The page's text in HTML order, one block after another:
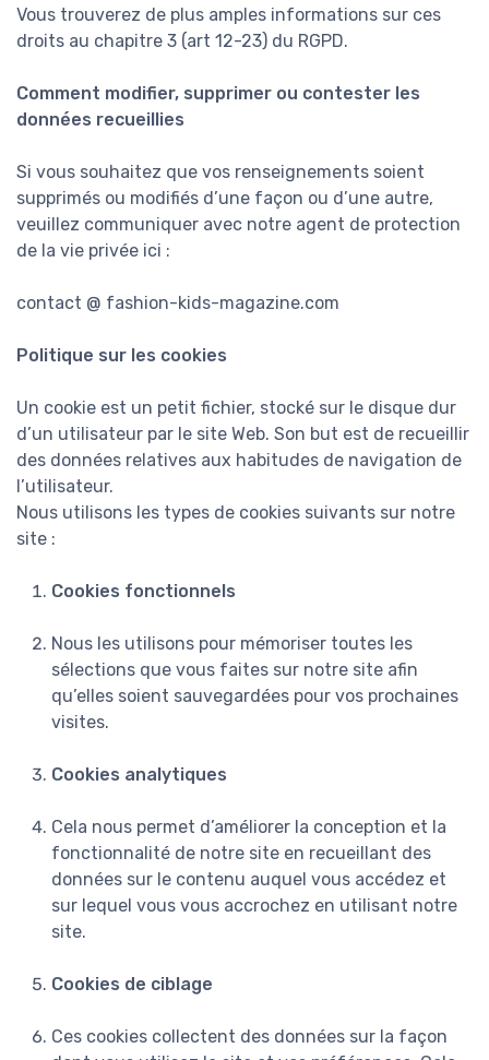
Vous trouverez de plus amples informations sur ces
droits au chapitre 3 (art 12-23) du RGPD.
Comment modifier, supprimer ou contester les
données recueillies
Si vous souhaitez que vos renseignements soient
supprimés ou modifiés d’une façon ou d’une autre,
veuillez communiquer avec notre agent de protection
de la vie privée ici :
contact @ fashion-kids-magazine.com
Politique sur les cookies
Un cookie est un petit fichier, stocké sur le disque dur
d’un utilisateur par le site Web. Son but est de recueillir
des données relatives aux habitudes de navigation de
l’utilisateur.
Nous utilisons les types de cookies suivants sur notre
site :
Cookies fonctionnels
Nous les utilisons pour mémoriser toutes les
sélections que vous faites sur notre site afin
qu’elles soient sauvegardées pour vos prochaines
visites.
Cookies analytiques
Cela nous permet d’améliorer la conception et la
fonctionnalité de notre site en recueillant des
données sur le contenu auquel vous accédez et
sur lequel vous vous accrochez en utilisant notre
site.
Cookies de ciblage
Ces cookies collectent des données sur la façon